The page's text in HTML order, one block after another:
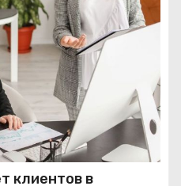
клиентов в